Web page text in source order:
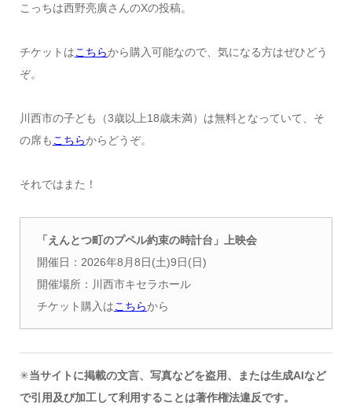
こっちは西野亮廣さんのXの投稿。
チケットはこちらから購入可能なので、気になる方はぜひどう
ぞ。
川西市の子ども（3歳以上18歳未満）は無料となっていて、そ
の席も こちらからどうぞ。
それではまた！
「えんとつ町のプペル約束の時計台」上映会
開催日：2026年8月8日(土)9日(日)
開催場所：川西市キセラホール
チケット購入はこちらから
✳︎当サイトに掲載の文言、写真などを盗用、または生成AIなど
で引用及び加工して利用することは著作権法違反です。